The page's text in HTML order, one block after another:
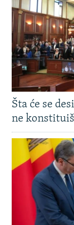
MOJA EVROPA
TRI DECENIJE OD
SVE KARTE DEJTONA
NASTANAK I RASPAD
Šta će se
ne